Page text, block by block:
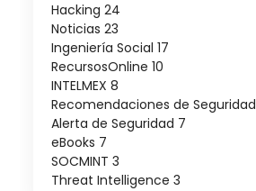
Hacking 24
Noticias 23
Ingeniería Social 17
RecursosOnline 10
INTELMEX 8
Recomendaciones de Seguridad
Alerta de Seguridad 7
eBooks 7
SOCMINT 3
Threat Intelligence 3